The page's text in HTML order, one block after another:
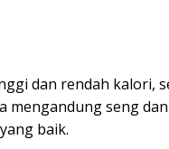
dan rendah kalori,
mengandung seng
baik.